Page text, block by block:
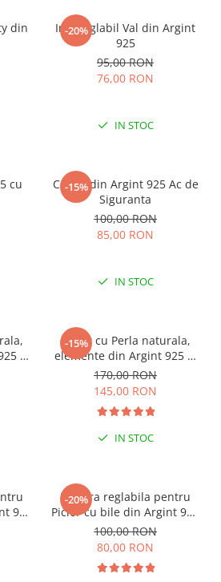
din
-20%
Inel reglabil Val din Argint
925
95,00 RON
76,00 RON
IN STOC
cu
-15%
Cercei din Argint 925 Ac de
Siguranta
100,00 RON
85,00 RON
IN STOC
si
-15%
Colier cu Perla naturala,
elemente din Argint 925 si
margele Miyuki, verde/kiwi
170,00 RON
145,00 RON
IN STOC
925
-20%
Bratara reglabila pentru
Picior cu bile din Argint 925
si margele Miyuki verzi
100,00 RON
80,00 RON